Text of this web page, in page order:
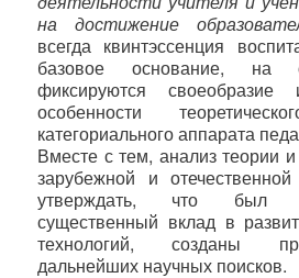
на достижение
всегда квинтэссенция
базовое основание, на
фиксируются своеобразие
особенности
категориального аппарата
Вместе с тем, анализ теории и
зарубежной и
утверждать, что был
существенный вклад в
технологий, созданы
дальнейших научных поисков.